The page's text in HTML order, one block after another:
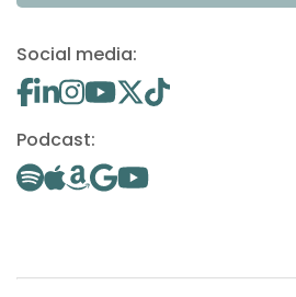
Social media:
Podcast: